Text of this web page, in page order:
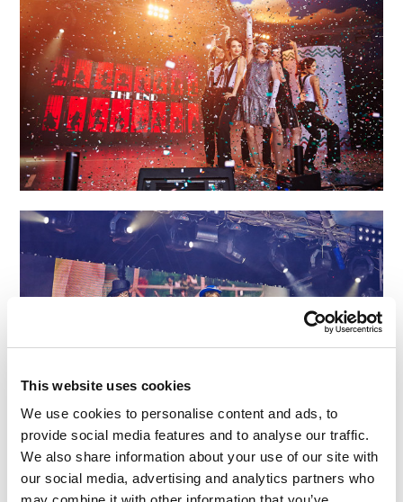
This website uses cookies
We use cookies to personalise content and ads, to
provide social media features and to analyse our traffic.
We also share information about your use of our site with
our social media, advertising and analytics partners who